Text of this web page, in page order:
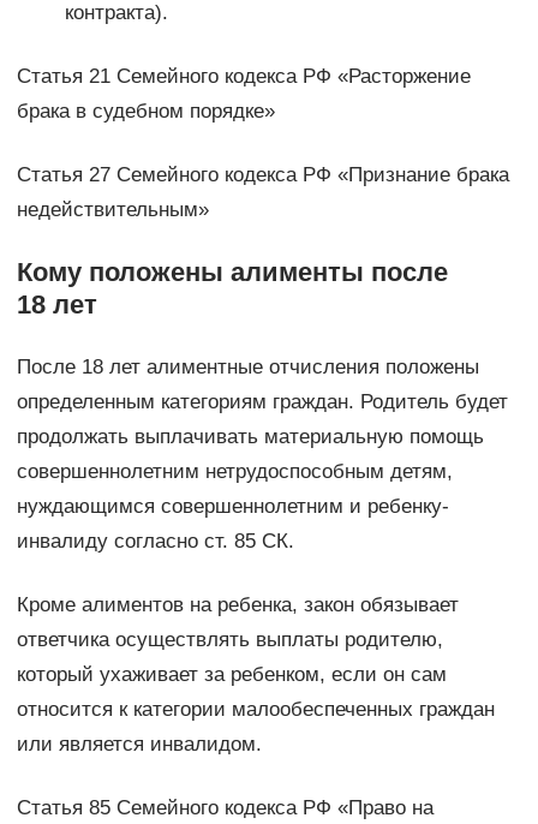
контракта).
Статья 21 Семейного кодекса РФ «Расторжение
брака в судебном порядке»
Статья 27 Семейного кодекса РФ «Признание брака
недействительным»
Кому положены алименты после
18 лет
После 18 лет алиментные отчисления положены
определенным категориям граждан. Родитель будет
продолжать выплачивать материальную помощь
совершеннолетним нетрудоспособным детям,
нуждающимся совершеннолетним и ребенку-
инвалиду согласно ст. 85 СК.
Кроме алиментов на ребенка, закон обязывает
ответчика осуществлять выплаты родителю,
который ухаживает за ребенком, если он сам
относится к категории малообеспеченных граждан
или является инвалидом.
Статья 85 Семейного кодекса РФ «Право на